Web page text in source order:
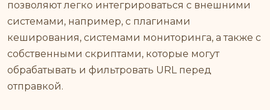
позволяют легко интегрироваться с внешними
системами, например, с плагинами
кеширования, системами мониторинга, а также с
собственными скриптами, которые могут
обрабатывать и фильтровать URL перед
отправкой.